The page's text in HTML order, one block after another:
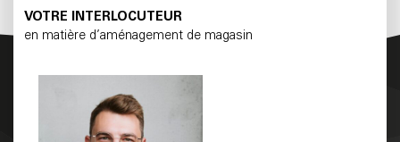
VOTRE INTERLOCUTEUR
en matière d’aménagement de magasin